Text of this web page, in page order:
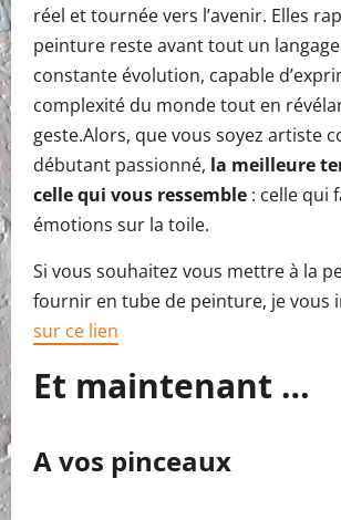
réel et tournée vers l’avenir. Elles
peinture reste avant tout un
constante évolution, capable
complexité du monde tout en
geste.Alors, que vous soyez artiste
débutant passionné, la meilleure
celle qui vous ressemble : celle qui
émotions sur la toile.
Si vous souhaitez vous mettre à la
fournir en tube de peinture, je vous
sur ce lien
Et maintenant …
A vos pinceaux